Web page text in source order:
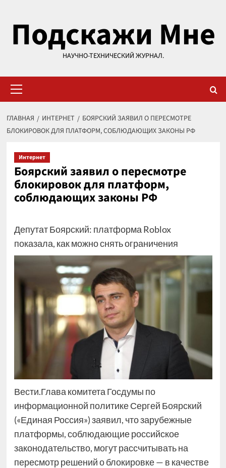
содержимому
Подскажи Мне
НАУЧНО-ТЕХНИЧЕСКИЙ ЖУРНАЛ.
меню
ГЛАВНАЯ ИНТЕРНЕТ
БОЯРСКИЙ ЗАЯВИЛ О ПЕРЕСМОТРЕ
БЛОКИРОВОК ДЛЯ ПЛАТФОРМ, СОБЛЮДАЮЩИХ ЗАКОНЫ РФ
Интернет
Боярский заявил о пересмотре
блокировок для платформ,
соблюдающих законы РФ
Депутат Боярский: платформа Roblox
показала, как можно снять ограничения
Вести.Глава комитета Госдумы по
информационной политике Сергей Боярский
(«Единая Россия») заявил, что зарубежные
платформы, соблюдающие российское
законодательство, могут рассчитывать на
пересмотр решений о блокировке — в качестве